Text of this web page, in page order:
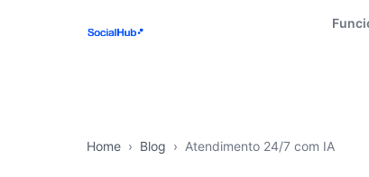
Home › Blog › Atendimento 24/7 com IA